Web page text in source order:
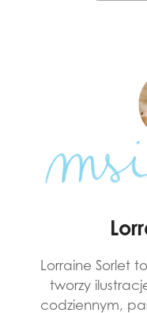
Lorraine Sorlet
tworzy
codziennym,